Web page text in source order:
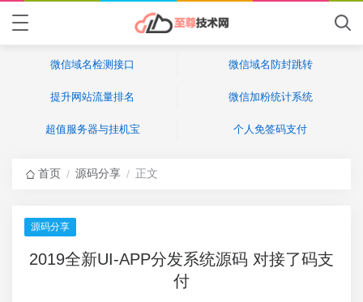
微信域名检测接口 微信域名防封跳转
提升网站流量排名 微信加粉统计系统
超值服务器与挂机宝 个人免签码支付
首页 / 源码分享 / 正文
源码分享
2019全新UI-APP分发系统源码 对接了码支
付